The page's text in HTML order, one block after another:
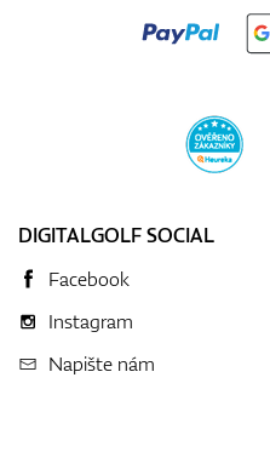
DIGITALGOLF SOCIAL
Facebook
Instagram
Napište nám